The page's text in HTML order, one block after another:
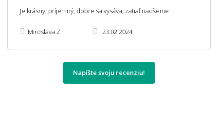
Je krásny, príjemný, dobre sa vysáva, zatiaľ nadšenie
Miroslava Z 23.02.2024
Napíšte svoju recenziu!